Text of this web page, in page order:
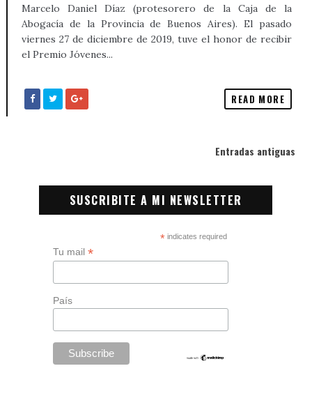
Marcelo Daniel Díaz (protesorero de la Caja de la
Abogacía de la Provincia de Buenos Aires). El pasado
viernes 27 de diciembre de 2019, tuve el honor de recibir
el Premio Jóvenes...
READ MORE
Entradas antiguas
SUSCRIBITE A MI NEWSLETTER
* indicates required
Tu mail*
País